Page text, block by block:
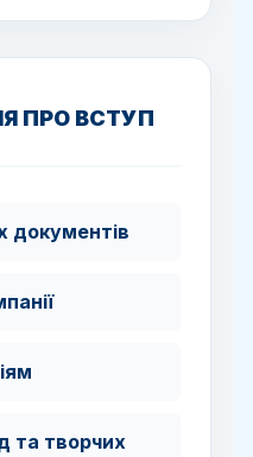
ПРО ВСТУП
документів
та творчих